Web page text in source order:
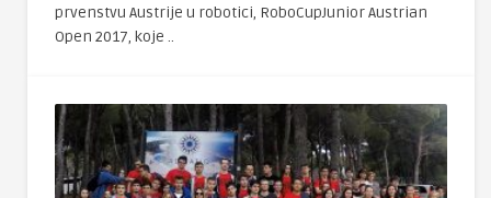
prvenstvu Austrije u robotici, RoboCupJunior Austrian
Open 2017, koje ..